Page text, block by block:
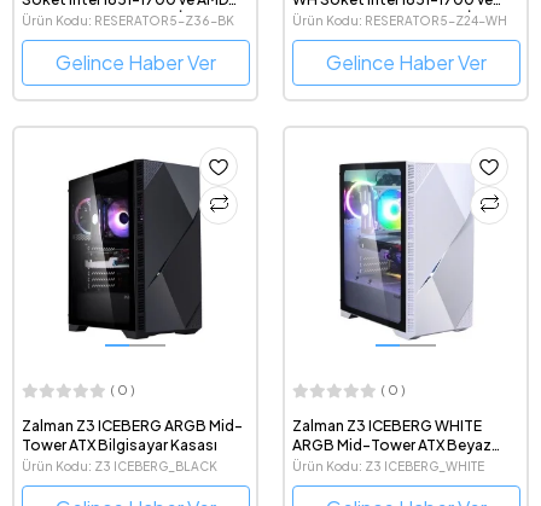
AM5 destekli, 360mm İşlemci
Sıvı Soğutucu
Ürün Kodu: RESERATOR5-Z36-BK
Gelince Haber Ver
AMD AM5 Destekli Beyaz İşlemci
Sıvı Soğutucu
Ürün Kodu: RESERATOR5-Z24-WH
Gelince Haber Ver
( 0 )
Zalman Z3 ICEBERG ARGB Mid-
Tower ATX Bilgisayar Kasası
Ürün Kodu: Z3 ICEBERG_BLACK
( 0 )
Zalman Z3 ICEBERG WHITE
ARGB Mid-Tower ATX Beyaz
Bilgisayar Kasası
Ürün Kodu: Z3 ICEBERG_WHITE